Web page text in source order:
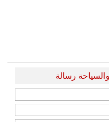
رسالة